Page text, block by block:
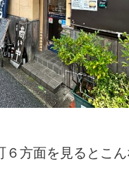
６方面を見るとこ